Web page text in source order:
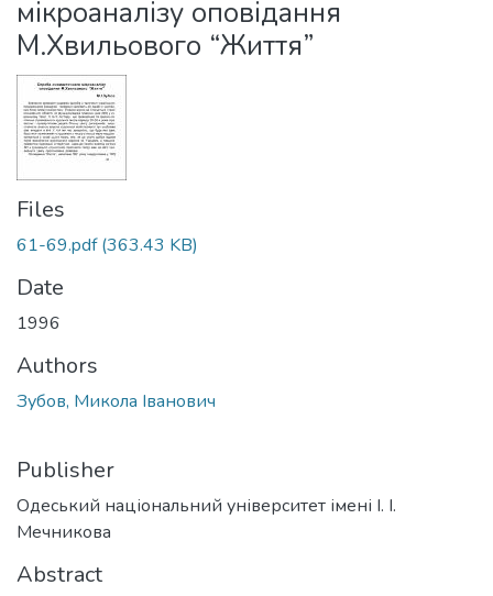
Statistics
мікроаналізу оповідання
М.Хвильового “Життя”
Files
61-69.pdf(363.43 KB)
Date
1996
Authors
Зубов, Микола Іванович
Publisher
Одеський національний університет імені І. І.
Мечникова
Abstract